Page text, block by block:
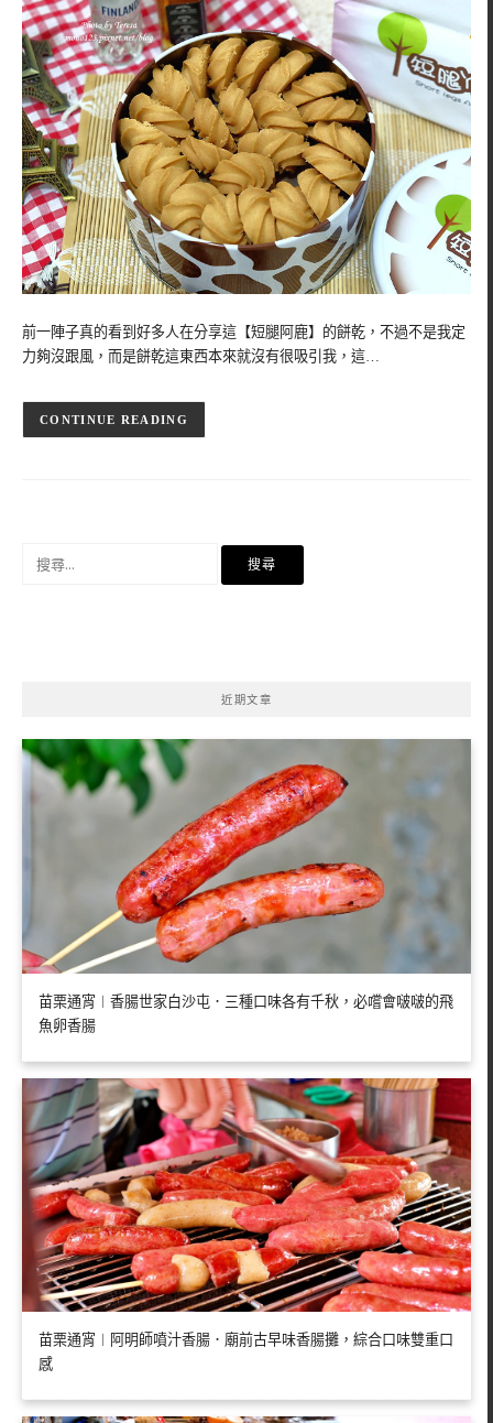
前一陣子真的看到好多人在分享這【短腿阿鹿】的餅乾，不過不是我定
力夠沒跟風，而是餅乾這東西本來就沒有很吸引我，這…
CONTINUE READING
近期文章
苗栗通宵︱香腸世家白沙屯．三種口味各有千秋，必嚐會啵啵的飛
魚卵香腸
苗栗通宵︱阿明師噴汁香腸．廟前古早味香腸攤，綜合口味雙重口
感